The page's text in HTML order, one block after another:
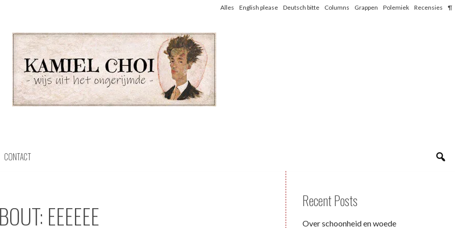
Alles English please Deutsch bitte Columns Grappen Polemiek Recensies ¶
CONTACT
EEEEEE Recent Posts
Over schoonheid en woede